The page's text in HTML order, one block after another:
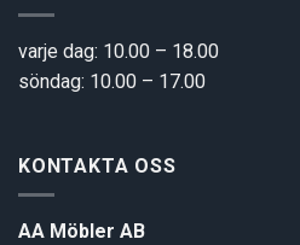
varje dag: 10.00 – 18.00
söndag: 10.00 – 17.00
KONTAKTA OSS
AA Möbler AB